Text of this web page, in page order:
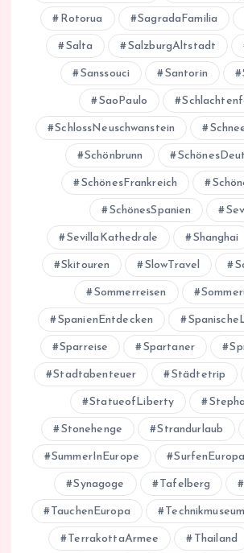
Rotorua SagradaFamilia
Salta SalzburgAltstadt
Sanssouci Santorin
SaoPaulo
SchlossNeuschwanstein
Schönbrunn
SchönesFrankreich
SchönesSpanien
SevillaKathedrale Shanghai
Skitouren SlowTravel
Sommerreisen
SpanienEntdecken
Sparreise Spartaner
Stadtabenteuer Städtetrip
StatueofLiberty
Stonehenge Strandurlaub
SummerInEurope SurfenEuropa
Synagoge Tafelberg
TauchenEuropa Technikmuseum
TerrakottaArmee Thailand